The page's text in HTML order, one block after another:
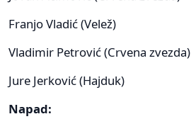
Franjo Vladić (Velež)
Vladimir Petrović (Crvena zvezda)
Jure Jerković (Hajduk)
Napad: